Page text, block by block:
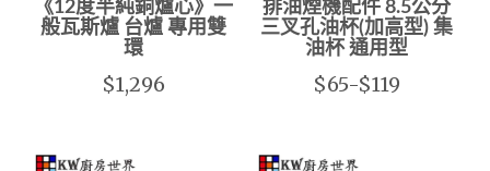
《12度半純銅爐心》一
般瓦斯爐 台爐 專用雙
環
$1,296
排油煙機配件 8.5公分
三叉孔油杯(加高型) 集
油杯 通用型
$65-$119